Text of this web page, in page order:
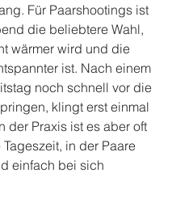
Für Paarshootings ist
die beliebtere Wahl,
wärmer wird und die
ist. Nach einem
noch schnell vor die
klingt erst einmal
der Praxis ist es aber oft
in der Paare
einfach bei sich